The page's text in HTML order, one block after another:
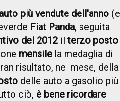
auto più vendute dell'anno (e
Fiat Panda, seguita
del 2012 il terzo posto
mensile la medaglia di
risultato, nel mese, della
delle auto a gasolio più
ciò, è bene ricordare